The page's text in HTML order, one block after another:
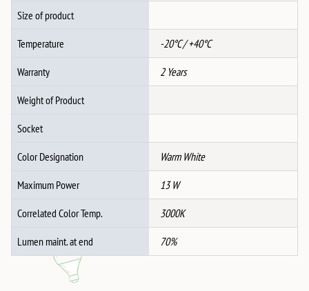
Size of product
Temperature -20°C / +40°C
Warranty 2 Years
Weight of Product
Socket
Color Designation Warm White
Maximum Power 13 W
Correlated Color Temp. 3000K
Lumen maint. at end 70%